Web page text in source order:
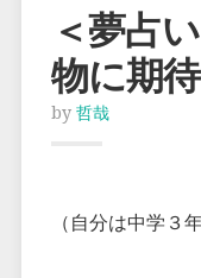
＜夢占
物に期
by 哲哉
（自分は中学３